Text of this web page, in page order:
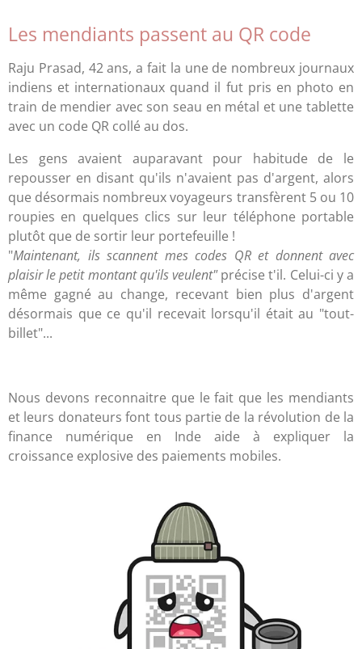
Les mendiants passent au QR code
Raju Prasad, 42 ans, a fait la une de nombreux journaux
indiens et internationaux quand il fut pris en photo en
train de mendier avec son seau en métal et une tablette
avec un code QR collé au dos.
Les gens avaient auparavant pour habitude de le
repousser en disant qu'ils n'avaient pas d'argent, alors
que désormais nombreux voyageurs transfèrent 5 ou 10
roupies en quelques clics sur leur téléphone portable
plutôt que de sortir leur portefeuille !
"Maintenant, ils scannent mes codes QR et donnent avec
plaisir le petit montant qu'ils veulent"précise t'il. Celui-ci y a
même gagné au change, recevant bien plus d'argent
désormais que ce qu'il recevait lorsqu'il était au "tout-
billet"...
Nous devons reconnaitre que le fait que les mendiants
et leurs donateurs font tous partie de la révolution de la
finance numérique en Inde aide à expliquer la
croissance explosive des paiements mobiles.